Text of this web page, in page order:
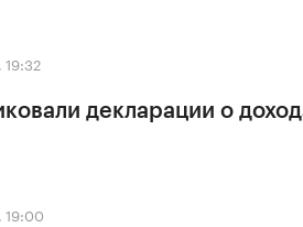
19:32
декларации о
19:00